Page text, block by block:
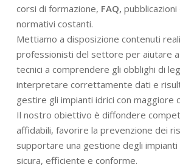
corsi di formazione, FAQ,
normativi costanti.
Mettiamo a disposizione contenuti
professionisti del settore per aiutare
tecnici a comprendere gli obblighi di
interpretare correttamente dati e
gestire gli impianti idrici con maggiore
Il nostro obiettivo è diffondere
affidabili, favorire la prevenzione dei
supportare una gestione degli
sicura, efficiente e conforme.